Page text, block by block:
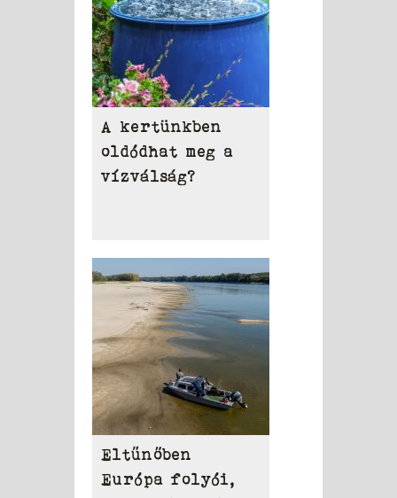
A kertünkben
oldódhat meg a
vízválság?
Eltűnőben
Európa folyói,